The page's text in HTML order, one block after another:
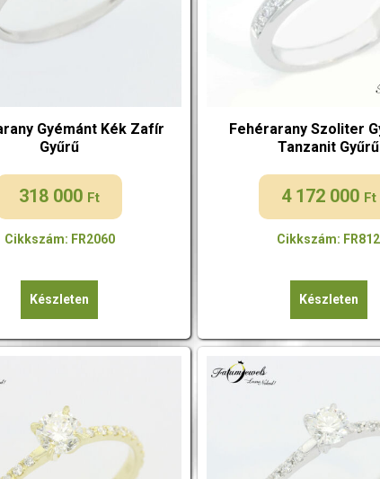
Gyémánt Kék Zafír
Gyűrű
318 000 Ft
Cikkszám: FR2060
Készleten
Fehérarany Szoliter
Tanzanit Gyűrű
4 172 000 Ft
Cikkszám: FR812
Készleten